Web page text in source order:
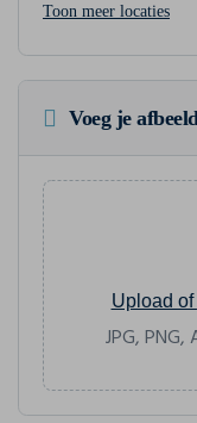
Toon meer locaties
Voeg je
Upload
JPG, PNG,